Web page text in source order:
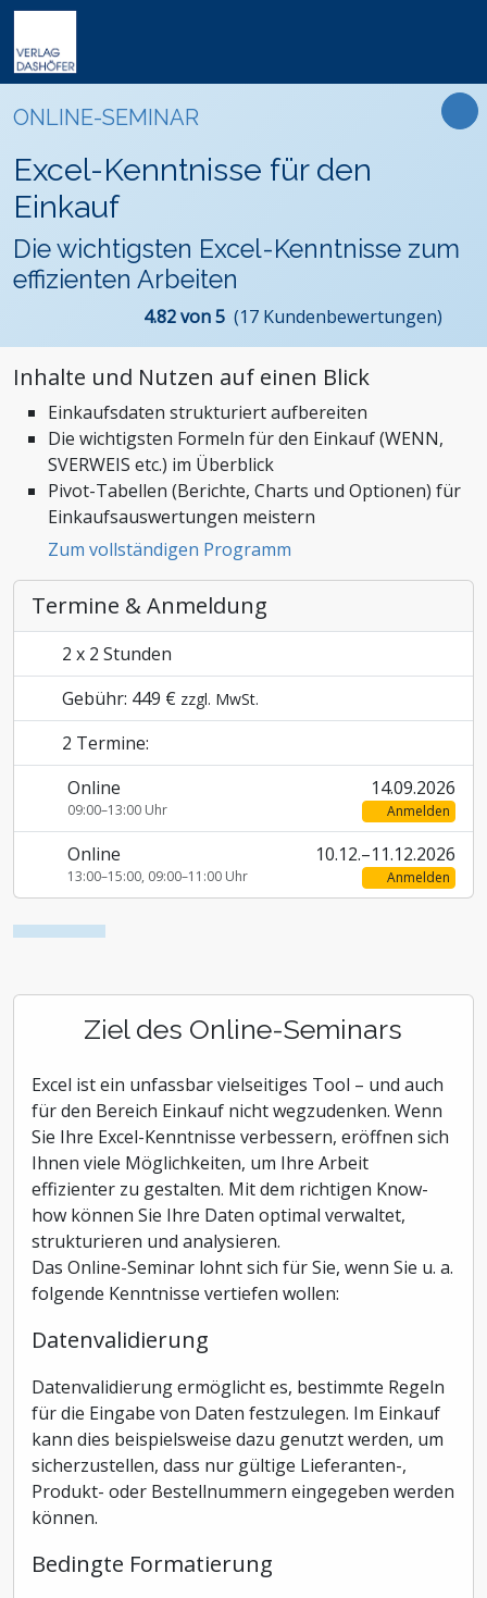
Online-Seminare
VideoCampus
Seminare
Tagungen
Inhouse
Fachbücher
Software
Wissensdatenbanken
Formulare
Arbeitsrecht
Bauwesen und Architektur
Betriebsrat und Arbeitnehmervertretung
Einkauf
Digitalisierung
Immobilien und Grundbesitz
Management und Unternehmensführung
Nachhaltigkeit
Personalmanagement und Entgeltabrechnung
Steuern, Finanzen und Controlling
Stiftungen und Non-Profit Organisationen
Zoll und Außenhandel
Newsletter
FAQ
Der Verlag
Das Team
Kontaktformular
Presse
Karriere
Online-Weiterbildung
Präsenz-Weiterbildung
Produkte
Themen
Dashöfer
ONLINE-SEMINAR
Excel-Kenntnisse für den
Einkauf
Die wichtigsten Excel-Kenntnisse zum
effizienten Arbeiten
4.82 von 5 (17 Kundenbewertungen)
Inhalte und Nutzen auf einen Blick
Einkaufsdaten strukturiert aufbereiten
Die wichtigsten Formeln für den Einkauf (WENN,
SVERWEIS etc.) im Überblick
Pivot-Tabellen (Berichte, Charts und Optionen) für
Einkaufsauswertungen meistern
Zum vollständigen Programm
Termine & Anmeldung
2 x 2 Stunden
Gebühr: 449 € zzgl. MwSt.
2 Termine:
Online
09:00–13:00 Uhr
14.09.2026
Anmelden
Online
13:00–15:00 09:00–11:00 Uhr
10.12.–11.12.2026
Anmelden
Ziel des Online-Seminars
Excel ist ein unfassbar vielseitiges Tool – und auch
für den Bereich Einkauf nicht wegzudenken. Wenn
Sie Ihre Excel-Kenntnisse verbessern, eröffnen sich
Ihnen viele Möglichkeiten, um Ihre Arbeit
effizienter zu gestalten. Mit dem richtigen Know-
how können Sie Ihre Daten optimal verwaltet,
strukturieren und analysieren.
Das Online-Seminar lohnt sich für Sie, wenn Sie u. a.
folgende Kenntnisse vertiefen wollen:
Datenvalidierung
Datenvalidierung ermöglicht es, bestimmte Regeln
für die Eingabe von Daten festzulegen. Im Einkauf
kann dies beispielsweise dazu genutzt werden, um
sicherzustellen, dass nur gültige Lieferanten-,
Produkt- oder Bestellnummern eingegeben werden
können.
Bedingte Formatierung